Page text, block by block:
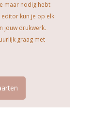
maar nodig hebt
kun je op elk
jouw drukwerk.
graag met